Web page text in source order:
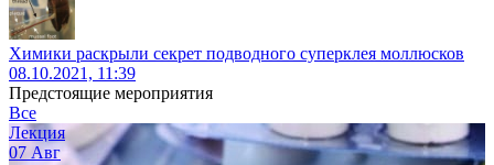
Химики раскрыли секрет подводного суперклея моллюсков
08.10.2021, 11:39
Предстоящие мероприятия
Все
Лекция
07 Авг